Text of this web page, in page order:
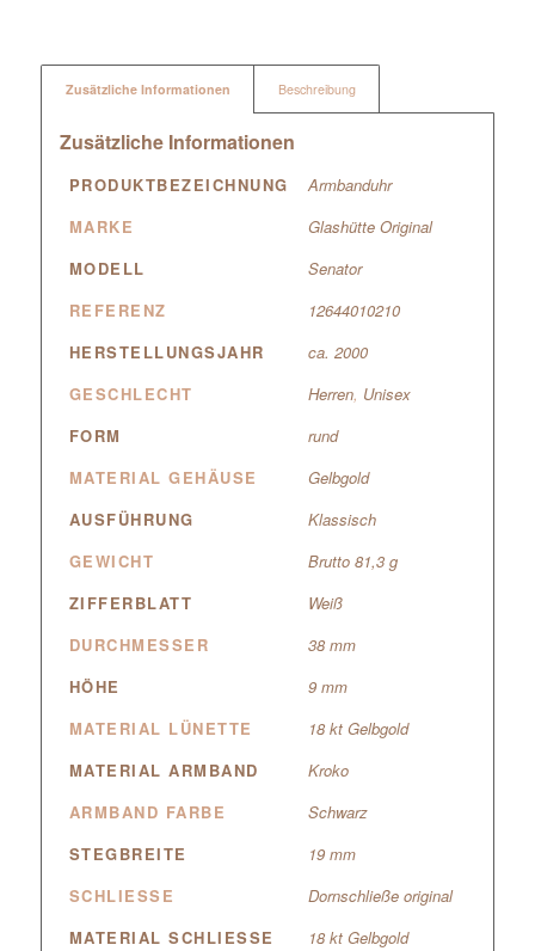
Zusätzliche Informationen Beschreibung
Zusätzliche Informationen
PRODUKTBEZEICHNUNG
Armbanduhr
MARKE
Glashütte Original
MODELL
Senator
REFERENZ
12644010210
HERSTELLUNGSJAHR
ca. 2000
GESCHLECHT
Herren, Unisex
FORM
rund
MATERIAL GEHÄUSE
Gelbgold
AUSFÜHRUNG
Klassisch
GEWICHT
Brutto 81,3 g
ZIFFERBLATT
Weiß
DURCHMESSER
38 mm
HÖHE
9 mm
MATERIAL LÜNETTE
18 kt Gelbgold
MATERIAL ARMBAND
Kroko
ARMBAND FARBE
Schwarz
STEGBREITE
19 mm
SCHLIESSE
Dornschließe original
MATERIAL SCHLIESSE
18 kt Gelbgold